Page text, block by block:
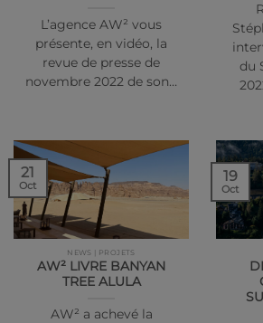
L’agence AW² vous
présente, en vidéo, la
revue de presse de
novembre 2022 de son…
du
NEWS | PROJETS
AW² LIVRE BANYAN
TREE ALULA
AW² a achevé la
21
Oct
19
Oct